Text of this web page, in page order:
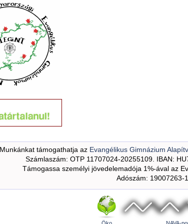
Munkánkat támogathatja az Evangélikus Gimnázium
Számlaszám: OTP 11707024-20255109. IBAN:
Támogassa személyi jövedelemadója 1%-ával az
Adószám: 19007263-